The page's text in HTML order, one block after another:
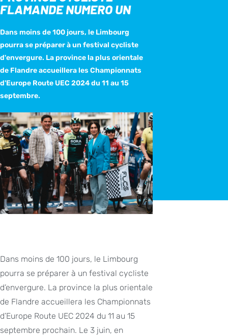
FLAMANDE NUMERO UN
Dans moins de 100 jours, le Limbourg
pourra se préparer à un festival cycliste
d'envergure. La province la plus orientale
de Flandre accueillera les Championnats
d'Europe Route UEC 2024 du 11 au 15
septembre.
Dans moins de 100 jours, le Limbourg
pourra se préparer à un festival cycliste
d’envergure. La province la plus orientale
de Flandre accueillera les Championnats
d’Europe Route UEC 2024 du 11 au 15
septembre prochain. Le 3 juin, en